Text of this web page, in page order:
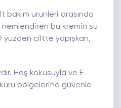
bakım ürünleri arasında
bu kremin su
yüzden ciltte yapışkan,
Hoş kokusuyla ve E
bölgelerine güvenle